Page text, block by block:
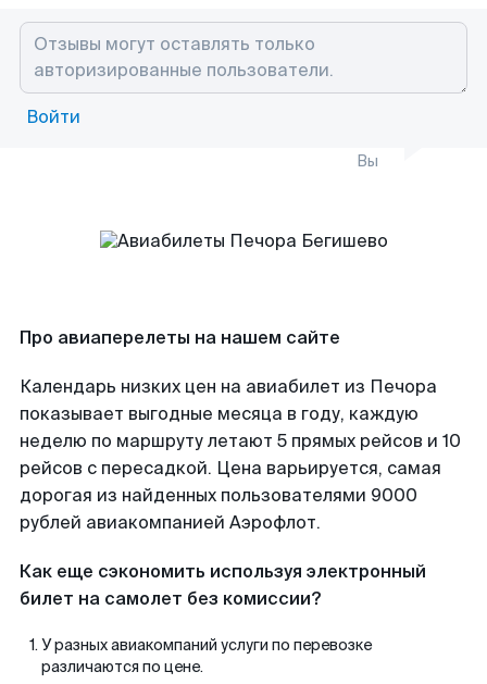
Войти
Вы
Про авиаперелеты на нашем сайте
Календарь низких цен на авиабилет из Печора
показывает выгодные месяца в году, каждую
неделю по маршруту летают 5 прямых рейсов и 10
рейсов с пересадкой. Цена варьируется, самая
дорогая из найденных пользователями 9000
рублей авиакомпанией Аэрофлот.
Как еще сэкономить используя электронный
билет на самолет без комиссии?
У разных авиакомпаний услуги по перевозке
различаются по цене.